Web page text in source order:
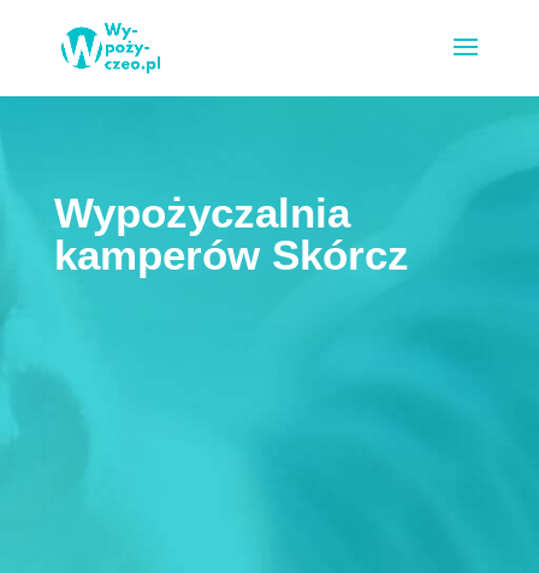
Wypożyczalnia
kamperów Skórcz